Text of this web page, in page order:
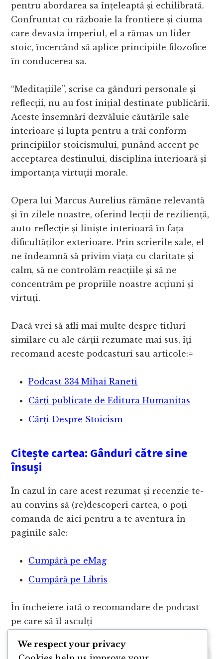
pentru abordarea sa înțeleaptă și echilibrată.
Confruntat cu războaie la frontiere și ciuma
care devasta imperiul, el a rămas un lider
stoic, încercând să aplice principiile filozofice
în conducerea sa.
“Meditațiile”, scrise ca gânduri personale și
reflecții, nu au fost inițial destinate publicării.
Aceste însemnări dezvăluie căutările sale
interioare și lupta pentru a trăi conform
principiilor stoicismului, punând accent pe
acceptarea destinului, disciplina interioară și
importanța virtuții morale.
Opera lui Marcus Aurelius rămâne relevantă
și în zilele noastre, oferind lecții de reziliență,
auto-reflecție și liniște interioară în fața
dificultăților exterioare. Prin scrierile sale, el
ne îndeamnă să privim viața cu claritate și
calm, să ne controlăm reacțiile și să ne
concentrăm pe propriile noastre acțiuni și
virtuți.
Dacă vrei să afli mai multe despre titluri
similare cu ale cărții rezumate mai sus, îți
recomand aceste podcasturi sau articole:=
Podcast 334 Mihai Raneti
Cărți publicate de Editura Humanitas
Cărți Despre Stoicism
Citește cartea: Gânduri către sine
însuși
În cazul în care acest rezumat și recenzie te-
au convins să (re)descoperi cartea, o poți
comanda de aici pentru a te aventura în
paginile sale:
Cumpără pe eMag
Cumpără pe Libris
În încheiere iată o recomandare de podcast
pe care să îl asculți
We respect your privacy